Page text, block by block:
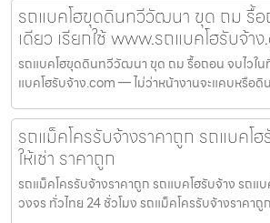
รถแบคโฮขุดดินทวีวัฒนา ขุด ถม รื้อ
เดียว เรียกใช้ www.รถแบคโฮรับจ้า
รถแบคโฮขุดดินทวีวัฒนา ขุด ถม รื้อถอน จบไวใน
แบคโฮรับจ้าง.com — ไม่ว่าหน้างานจะแคบหรือดิ
รถแม็คโครรับจ้างราคาถูก รถแบคโ
ให้เช่า ราคาถูก
รถแม็คโครรับจ้างราคาถูก รถแบคโฮรับจ้าง รถแบ
วงจร ทั่วไทย 24 ชั่วโมง รถแม็คโครรับจ้างราคาถู